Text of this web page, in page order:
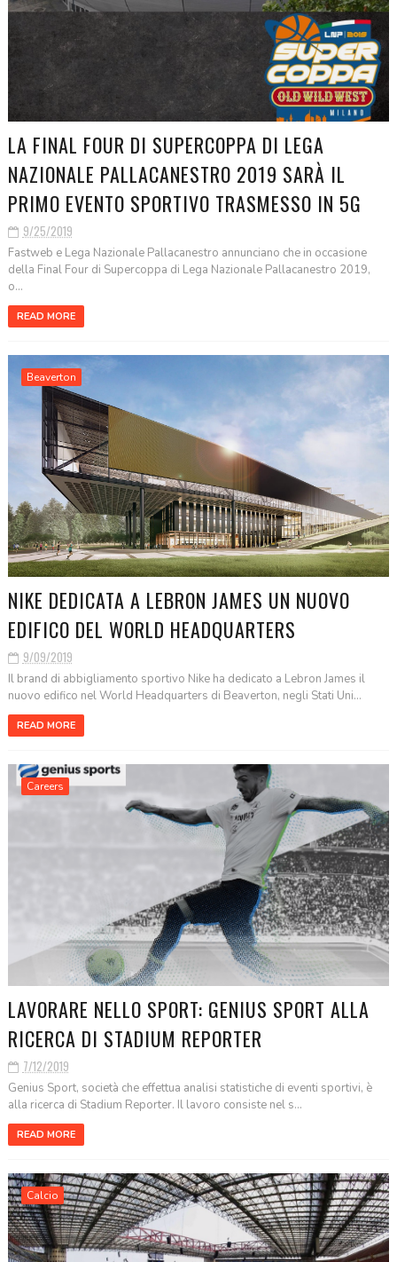
LA FINAL FOUR DI SUPERCOPPA DI LEGA
NAZIONALE PALLACANESTRO 2019 SARÀ IL
PRIMO EVENTO SPORTIVO TRASMESSO IN 5G
9/25/2019
Fastweb e Lega Nazionale Pallacanestro annunciano che in occasione
della Final Four di Supercoppa di Lega Nazionale Pallacanestro 2019,
o...
READ MORE
Beaverton
NIKE DEDICATA A LEBRON JAMES UN NUOVO
EDIFICO DEL WORLD HEADQUARTERS
9/09/2019
Il brand di abbigliamento sportivo Nike ha dedicato a Lebron James il
nuovo edifico nel World Headquarters di Beaverton, negli Stati Uni...
READ MORE
Careers
LAVORARE NELLO SPORT: GENIUS SPORT ALLA
RICERCA DI STADIUM REPORTER
7/12/2019
Genius Sport, società che effettua analisi statistiche di eventi sportivi, è
alla ricerca di Stadium Reporter. Il lavoro consiste nel s...
READ MORE
Calcio